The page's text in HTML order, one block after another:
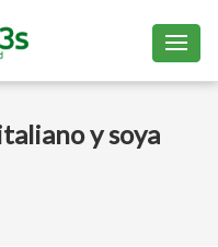
y soya